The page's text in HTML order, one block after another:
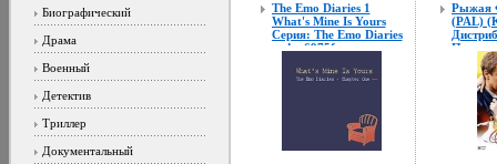
Биографический
Драма
Военный
Детектив
Триллер
Документальный
The Emo Diaries 1
What's Mine Is Yours
Серия: The Emo Diaries
инфо 6975f.
Рыжая
(PAL)
DVD-5
1